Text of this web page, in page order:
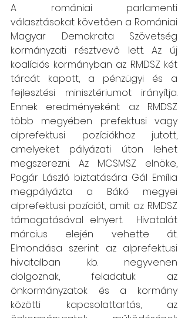
A romániai parlamenti
választásokat követően a Romániai
Magyar Demokrata Szövetség
kormányzati résztvevő lett. Az új
koalíciós kormányban az RMDSZ két
tárcát kapott, a pénzügyi és a
fejlesztési minisztériumot irányítja.
Ennek eredményeként az RMDSZ
több megyében prefektusi vagy
alprefektusi pozíciókhoz jutott,
amelyeket pályázati úton lehet
megszerezni. Az MCSMSZ elnöke,
Pogár László biztatására Gál Emília
megpályázta a Bákó megyei
alprefektusi pozíciót, amit az RMDSZ
támogatásával elnyert.  Hivatalát
március elején vehette át.
Elmondása szerint az alprefektusi
hivatalban kb. negyvenen
dolgoznak, feladatuk az
önkormányzatok és a kormány
közötti kapcsolattartás, az